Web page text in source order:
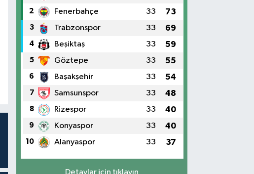
2 Fenerbahçe 33 73
3 Trabzonspor 33 69
4 Beşiktaş 33 59
5 Göztepe 33 55
6 Başakşehir 33 54
7 Samsunspor 33 48
8 Rizespor 33 40
9 Konyaspor 33 40
10 Alanyaspor 33 37
Detaylar için tıklayın